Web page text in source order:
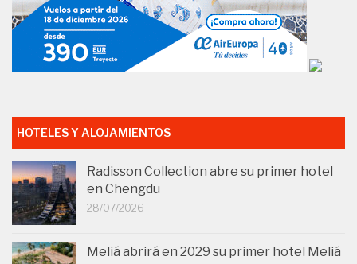
HOTELES Y ALOJAMIENTOS
Radisson Collection abre su primer hotel
en Chengdu
28/07/2026
Meliá abrirá en 2029 su primer hotel Meliá